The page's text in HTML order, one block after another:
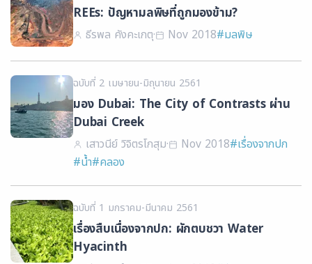
REEs: ปัญหามลพิษที่ถูกมองข้าม?
ธีรพล คังคะเกตุ· Nov 2018#มลพิษ
ฉบับที่ 2 เมษายน-มิถุนายน 2561
มอง Dubai: The City of Contrasts ผ่าน
Dubai Creek
เสาวนีย์ วิจิตรโกสุม· Nov 2018#เรื่องจากปก
#น้ำ#คลอง
ฉบับที่ 1 มกราคม-มีนาคม 2561
เรื่องสืบเนื่องจากปก: ผักตบชวา Water
Hyacinth